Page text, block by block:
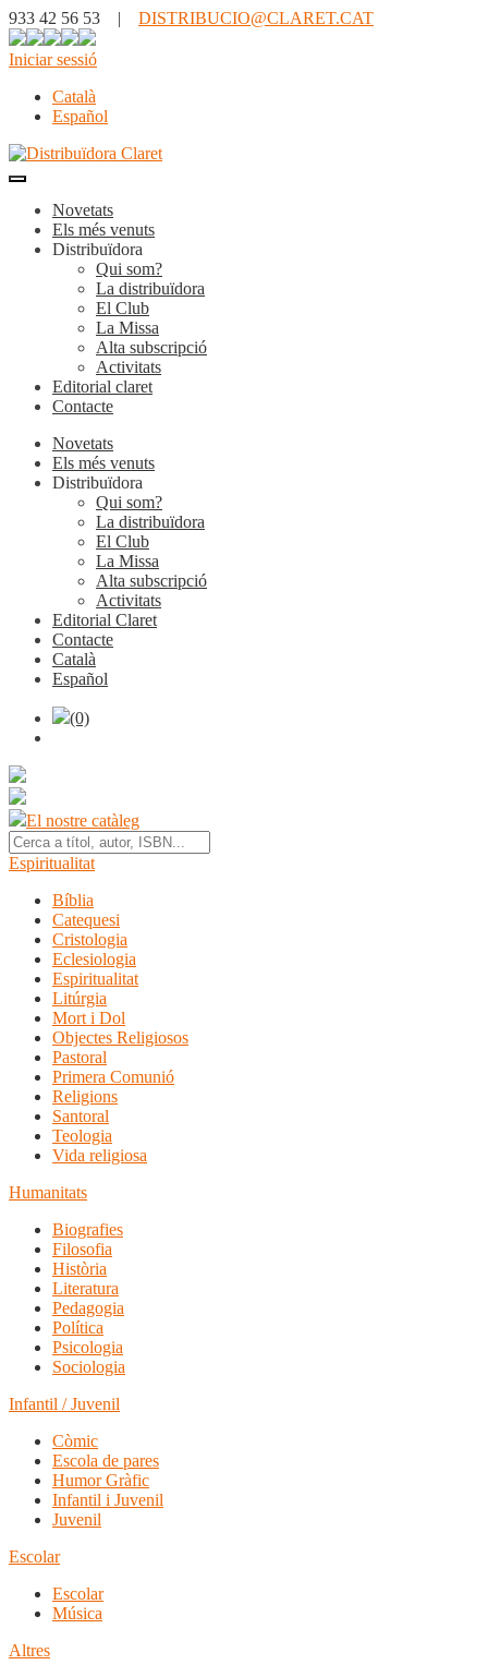
933 42 56 53 | DISTRIBUCIO@CLARET.CAT
Iniciar sessió
Català
Español
Novetats
Els més venuts
Distribuïdora
Qui som?
La distribuïdora
El Club
La Missa
Alta subscripció
Activitats
Editorial claret
Contacte
Novetats
Els més venuts
Distribuïdora
Qui som?
La distribuïdora
El Club
La Missa
Alta subscripció
Activitats
Editorial Claret
Contacte
Català
Español
(0)
El nostre catàleg
Espiritualitat
Bíblia
Catequesi
Cristologia
Eclesiologia
Espiritualitat
Litúrgia
Mort i Dol
Objectes Religiosos
Pastoral
Primera Comunió
Religions
Santoral
Teologia
Vida religiosa
Humanitats
Biografies
Filosofia
Història
Literatura
Pedagogia
Política
Psicologia
Sociologia
Infantil / Juvenil
Còmic
Escola de pares
Humor Gràfic
Infantil i Juvenil
Juvenil
Escolar
Escolar
Música
Altres